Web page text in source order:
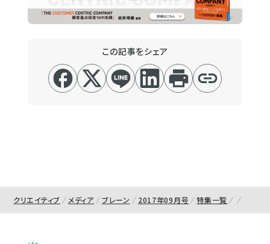
この記事をシェア
クリエイティブ メディア ブレーン 2017年09月号 特集一覧